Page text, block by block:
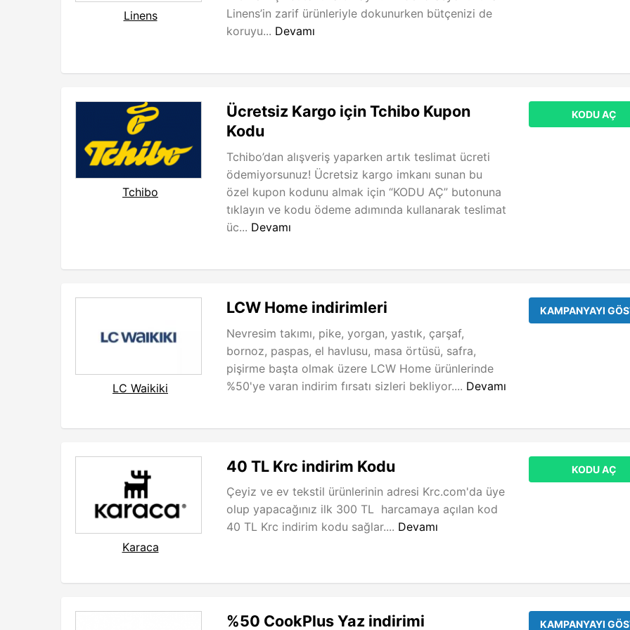
Linens
Linens’in zarif ürünleriyle dokunurken bütçenizi de
koruyu... Devamı
Tchibo
Ücretsiz Kargo için Tchibo Kupon
Kodu
Tchibo’dan alışveriş yaparken artık teslimat ücreti
ödemiyorsunuz! Ücretsiz kargo imkanı sunan bu
özel kupon kodunu almak için “KODU AÇ” butonuna
tıklayın ve kodu ödeme adımında kullanarak teslimat
üc... Devamı
KODU AÇ
LC Waikiki
LCW Home indirimleri
Nevresim takımı, pike, yorgan, yastık, çarşaf,
bornoz, paspas, el havlusu, masa örtüsü, safra,
pişirme başta olmak üzere LCW Home ürünlerinde
%50'ye varan indirim fırsatı sizleri bekliyor.... Devamı
KAMPANYAYI
Karaca
40 TL Krc indirim Kodu
Çeyiz ve ev tekstil ürünlerinin adresi Krc.com'da üye
olup yapacağınız ilk 300 TL harcamaya açılan kod
40 TL Krc indirim kodu sağlar.... Devamı
KODU AÇ
%50 CookPlus Yaz indirimi KAMPANYAYI